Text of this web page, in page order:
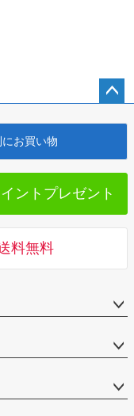
へ
お買い物
ントプレゼント
料無料